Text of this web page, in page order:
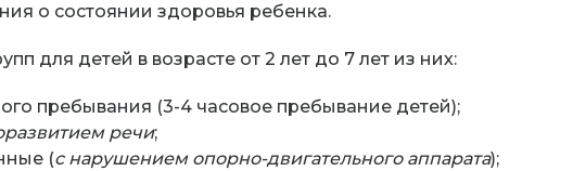
о состоянии здоровья ребенка.
для детей в возрасте от 2 лет до 7 лет из них:
пребывания (3-4 часовое пребывание детей);
речи;
(с нарушением опорно-двигательного аппарата);